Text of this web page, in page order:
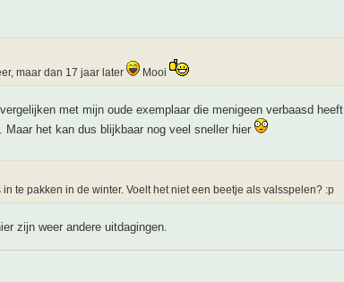
maar dan 17 jaar later Mooi
met mijn oude exemplaar die menigeen verbaasd heeft
Maar het kan dus blijkbaar nog veel sneller hier
te pakken in de winter. Voelt het niet een beetje als valsspelen? :p
zijn weer andere uitdagingen.